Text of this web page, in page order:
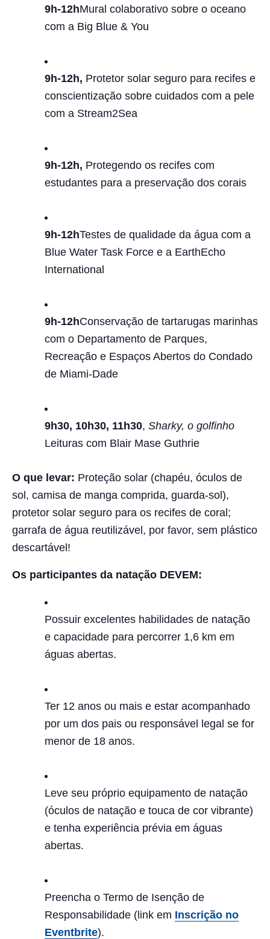
9h-12hMural colaborativo sobre o oceano
com a Big Blue & You
9h-12h, Protetor solar seguro para recifes e
conscientização sobre cuidados com a pele
com a Stream2Sea
9h-12h, Protegendo os recifes com
estudantes para a preservação dos corais
9h-12hTestes de qualidade da água com a
Blue Water Task Force e a EarthEcho
International
9h-12hConservação de tartarugas marinhas
com o Departamento de Parques,
Recreação e Espaços Abertos do Condado
de Miami-Dade
9h30, 10h30, 11h30, Sharky, o golfinho
Leituras com Blair Mase Guthrie
O que levar: Proteção solar (chapéu, óculos de
sol, camisa de manga comprida, guarda-sol),
protetor solar seguro para os recifes de coral;
garrafa de água reutilizável, por favor, sem plástico
descartável!
Os participantes da natação DEVEM:
Possuir excelentes habilidades de natação
e capacidade para percorrer 1,6 km em
águas abertas.
Ter 12 anos ou mais e estar acompanhado
por um dos pais ou responsável legal se for
menor de 18 anos.
Leve seu próprio equipamento de natação
(óculos de natação e touca de cor vibrante)
e tenha experiência prévia em águas
abertas.
Preencha o Termo de Isenção de
Responsabilidade (link em Inscrição no
Eventbrite).